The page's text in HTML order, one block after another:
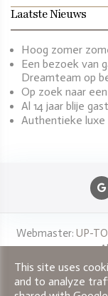
Laatste Nieuws
Hoog zomer
Een bezoek van
Dreamteam op
Op zoek naar
Al 14 jaar blije
Authentieke luxe
Webmaster: UP-
2015-2025.
This site uses
and to analyze